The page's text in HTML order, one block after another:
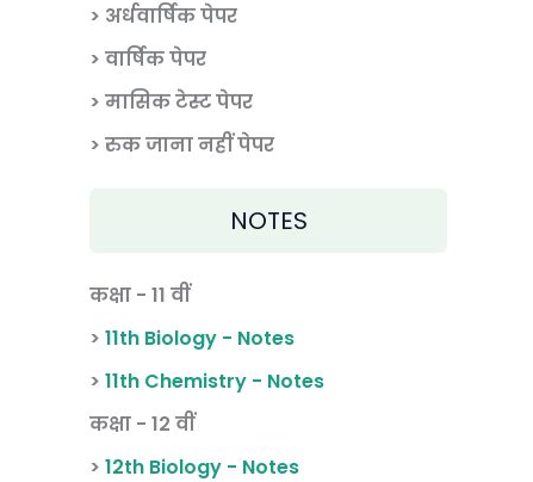
> अर्धवार्षिक पेपर
> वार्षिक पेपर
> मासिक टेस्ट पेपर
> रुक जाना नहीं पेपर
NOTES
कक्षा - 11 वीं
> 11th Biology - Notes
> 11th Chemistry - Notes
कक्षा - 12 वीं
> 12th Biology - Notes